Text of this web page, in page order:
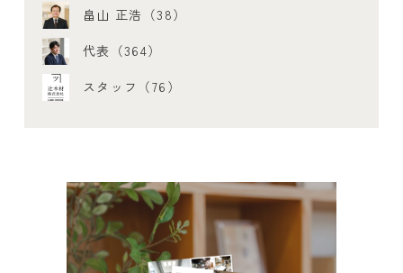
畠山 正浩（38）
代表（364）
スタッフ（76）